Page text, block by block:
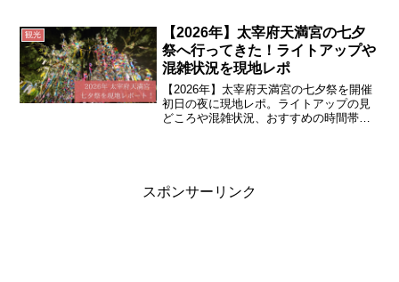
観光
【2026年】太宰府天満宮の七夕
祭へ行ってきた！ライトアップや
混雑状況を現地レポ
【2026年】太宰府天満宮の七夕祭を開催
初日の夜に現地レポ。ライトアップの見
どころや混雑状況、おすすめの時間帯、
スポンサーリンク